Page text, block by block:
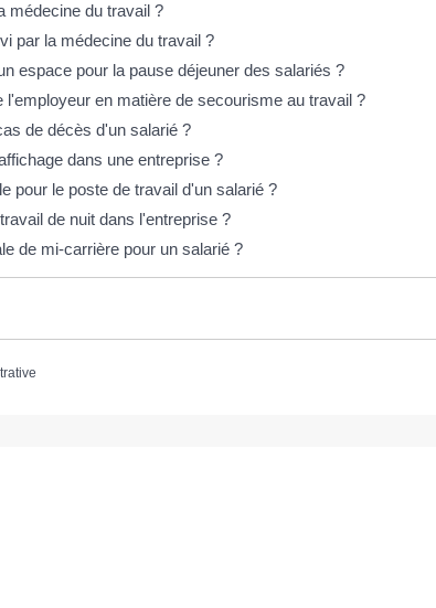
médecine du travail ?
par la médecine du travail ?
espace pour la pause déjeuner des salariés ?
l'employeur en matière de secourisme au travail ?
de décès d'un salarié ?
dans une entreprise ?
pour le poste de travail d'un salarié ?
de nuit dans l'entreprise ?
de mi-carrière pour un salarié ?